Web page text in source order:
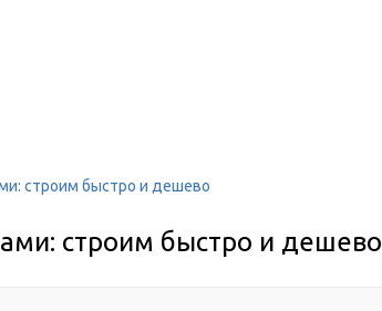
строим быстро и дешево
строим быстро и дешево